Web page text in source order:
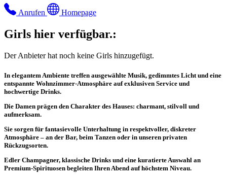
Anrufen Homepage
Girls hier verfügbar.:
Der Anbieter hat noch keine Girls hinzugefügt.
In elegantem Ambiente treffen ausgewählte Musik, gedimmtes Licht und eine
entspannte Wohnzimmer-Atmosphäre auf exklusiven Service und
hochwertige Drinks.
Die Damen prägen den Charakter des Hauses: charmant, stilvoll und
aufmerksam.
Sie sorgen für fantasievolle Unterhaltung in respektvoller, diskreter
Atmosphäre – an der Bar, beim Tanzen oder in unseren privaten
Rückzugsorten.
Edler Champagner, klassische Drinks und eine kuratierte Auswahl an
Premium-Spirituosen begleiten Ihren Abend auf höchstem Niveau.